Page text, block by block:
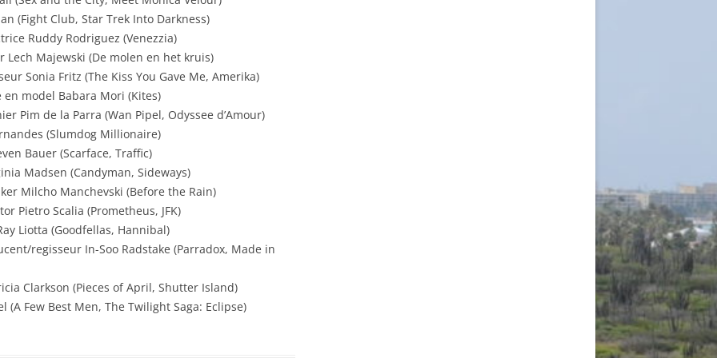
(Fight Club, Star Trek Into Darkness)
Ruddy Rodriguez (Venezzia)
Majewski (De molen en het kruis)
Sonia Fritz (The Kiss You Gave Me, Amerika)
model Babara Mori (Kites)
Pim de la Parra (Wan Pipel, Odyssee d’Amour)
(Slumdog Millionaire)
Bauer (Scarface, Traffic)
Madsen (Candyman, Sideways)
Milcho Manchevski (Before the Rain)
Pietro Scalia (Prometheus, JFK)
Liotta (Goodfellas, Hannibal)
regisseur In-Soo Radstake (Parradox, Made in
Clarkson (Pieces of April, Shutter Island)
(A Few Best Men, The Twilight Saga: Eclipse)